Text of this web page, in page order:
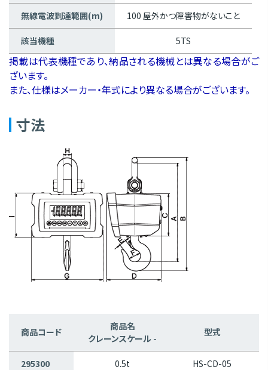
無線電波到達範囲(m) 100 屋外かつ障害物がないこと
該当機種 5TS
掲載は代表機種であり、納品される機械とは異なる場合がご
ざいます。
また、仕様はメーカー・年式により異なる場合がございます。
寸法
商品コード
商品名
クレーンスケール -
型式
295300 0.5t HS-CD-05